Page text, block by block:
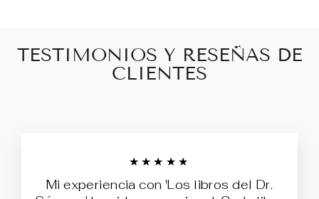
TESTIMONIOS Y RESEÑAS DE
CLIENTES
★★★★★
Mi experiencia con 'Los libros del Dr.